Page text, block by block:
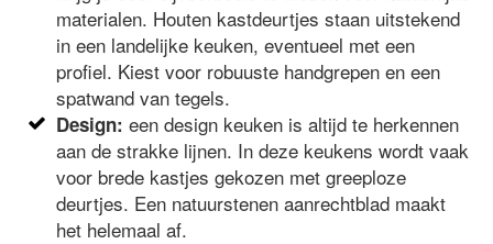
materialen. Houten kastdeurtjes staan uitstekend
in een landelijke keuken, eventueel met een
profiel. Kiest voor robuuste handgrepen en een
spatwand van tegels.
Design: een design keuken is altijd te herkennen
aan de strakke lijnen. In deze keukens wordt vaak
voor brede kastjes gekozen met greeploze
deurtjes. Een natuurstenen aanrechtblad maakt
het helemaal af.